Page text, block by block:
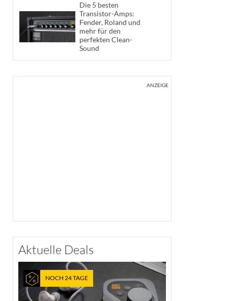
Die 5 besten
Transistor-Amps:
Fender, Roland und
mehr für den
perfekten Clean-
Sound
ANZEIGE
Aktuelle Deals
NOCH 24 TAGE